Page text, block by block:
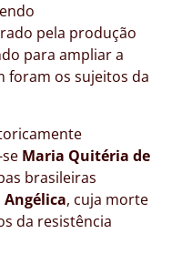
pela produção
para ampliar a
foram os sujeitos da
Maria Quitéria de
brasileiras
Angélica, cuja morte
da resistência